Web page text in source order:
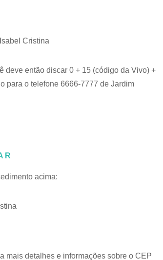
Cristina
deve então discar 0 + 15 (código da Vivo) +
para o telefone 6666-7777 de Jardim
acima:
mais detalhes e informações sobre o CEP